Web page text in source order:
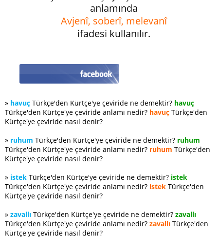
anlamında
Avjenî, soberî, melevanî
ifadesi kullanılır.
» havuç Türkçe'den Kürtçe'ye çeviride ne demektir? havuç
Türkçe'den Kürtçe'ye çeviride anlamı nedir? havuç Türkçe'den
Kürtçe'ye çeviride nasıl denir?
» ruhum Türkçe'den Kürtçe'ye çeviride ne demektir? ruhum
Türkçe'den Kürtçe'ye çeviride anlamı nedir? ruhum Türkçe'den
Kürtçe'ye çeviride nasıl denir?
» istek Türkçe'den Kürtçe'ye çeviride ne demektir? istek
Türkçe'den Kürtçe'ye çeviride anlamı nedir? istek Türkçe'den
Kürtçe'ye çeviride nasıl denir?
» zavallı Türkçe'den Kürtçe'ye çeviride ne demektir? zavallı
Türkçe'den Kürtçe'ye çeviride anlamı nedir? zavallı Türkçe'den
Kürtçe'ye çeviride nasıl denir?